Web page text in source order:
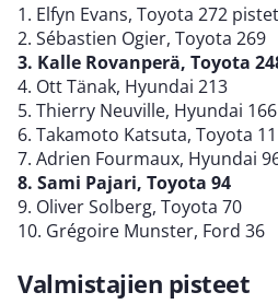
1. Elfyn Evans, Toyota 272
2. Sébastien Ogier, Toyota 269
3. Kalle Rovanperä, Toyota
4. Ott Tänak, Hyundai 213
5. Thierry Neuville, Hyundai 166
6. Takamoto Katsuta, Toyota
7. Adrien Fourmaux, Hyundai
8. Sami Pajari, Toyota 94
9. Oliver Solberg, Toyota 70
10. Grégoire Munster, Ford 36
Valmistajien pisteet